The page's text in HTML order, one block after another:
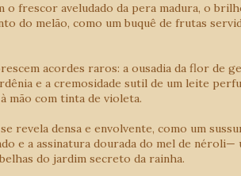
o frescor aveludado da pera madura, o
do melão, como um buquê de frutas
acordes raros: a ousadia da flor de
e a cremosidade sutil de um leite
mão com tinta de violeta.
revela densa e envolvente, como um
e a assinatura dourada do mel de
do jardim secreto da rainha.